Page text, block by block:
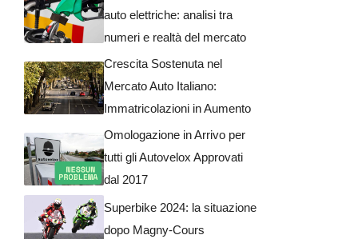
auto elettriche: analisi tra
numeri e realtà del mercato
Crescita Sostenuta nel
Mercato Auto Italiano:
Immatricolazioni in Aumento
Omologazione in Arrivo per
tutti gli Autovelox Approvati
dal 2017
Superbike 2024: la situazione
dopo Magny-Cours